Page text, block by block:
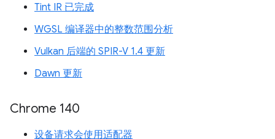
Tint IR 已完成
WGSL 编译器中的整数范围分析
Vulkan 后端的 SPIR-V 1.4 更新
Dawn 更新
Chrome 140
设备请求会使用适配器